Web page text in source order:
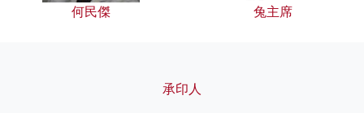
何民傑 兔主席
承印人